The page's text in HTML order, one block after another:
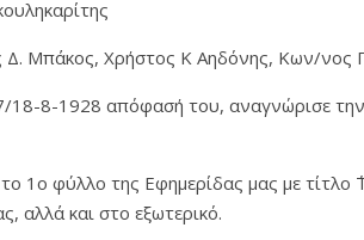
Δ. Μπάκος, Χρήστος Κ Αηδόνης, Κων/νος
8-1928 απόφασή του, αναγνώρισε
1ο φύλλο της Εφημερίδας μας με τίτλο
αλλά και στο εξωτερικό.